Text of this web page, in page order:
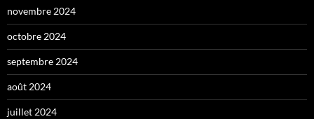
novembre 2024
octobre 2024
septembre 2024
août 2024
juillet 2024